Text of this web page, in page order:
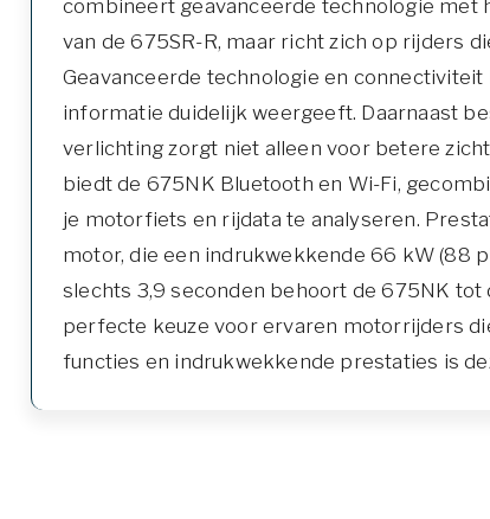
combineert geavanceerde technologie
van de 675SR-R, maar richt zich op rijders
Geavanceerde technologie en
informatie duidelijk weergeeft. Daarnaast
verlichting zorgt niet alleen voor betere
biedt de 675NK Bluetooth en Wi-Fi,
je motorfiets en rijdata te analyseren.
motor, die een indrukwekkende 66 kW (88
slechts 3,9 seconden behoort de 675NK tot
perfecte keuze voor ervaren motorrijders
functies en indrukwekkende prestaties is